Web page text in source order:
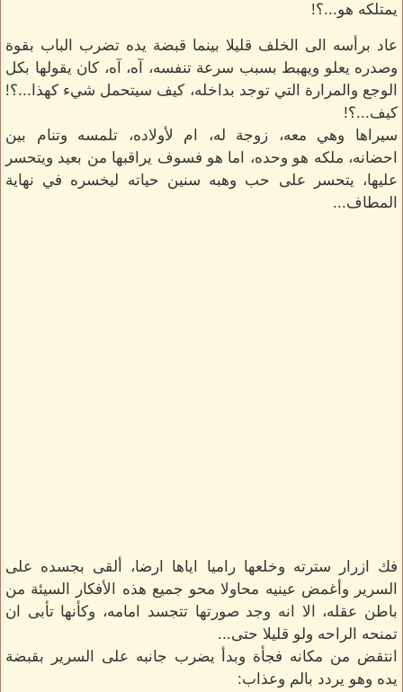
يمتلكه هو...؟!
عاد برأسه الى الخلف قليلا بينما قبضة يده تضرب الباب بقوة
وصدره يعلو ويهبط بسبب سرعة تنفسه، آه، آه، كان يقولها بكل
الوجع والمرارة التي توجد بداخله، كيف سيتحمل شيء كهذا...؟!
كيف...؟!
سيراها وهي معه، زوجة له، ام لأولاده، تلمسه وتنام بين
احضانه، ملكه هو وحده، اما هو فسوف يراقبها من بعيد ويتحسر
عليها، يتحسر على حب وهبه سنين حياته ليخسره في نهاية
المطاف...
فك ازرار سترته وخلعها راميا اياها ارضا، ألقى بجسده على
السرير وأغمض عينيه محاولا محو جميع هذه الأفكار السيئة من
باطن عقله، الا انه وجد صورتها تتجسد امامه، وكأنها تأبى ان
تمنحه الراحه ولو قليلا حتى...
انتقض من مكانه فجأة وبدأ يضرب جانبه على السرير بقبضة
يده وهو يردد بالم وعذاب: